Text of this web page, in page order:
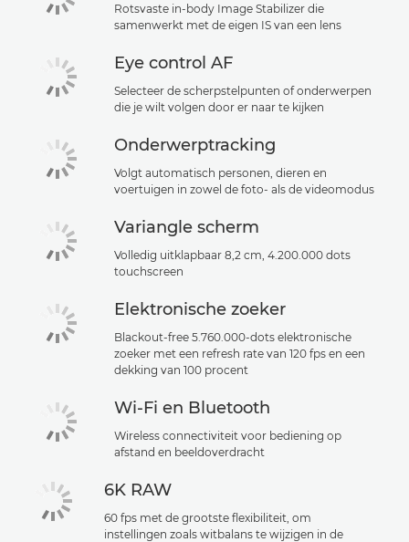
Rotsvaste in-body Image Stabilizer die
samenwerkt met de eigen IS van een lens
Eye control AF
Selecteer de scherpstelpunten of onderwerpen
die je wilt volgen door er naar te kijken
Onderwerptracking
Volgt automatisch personen, dieren en
voertuigen in zowel de foto- als de videomodus
Variangle scherm
Volledig uitklapbaar 8,2 cm, 4.200.000 dots
touchscreen
Elektronische zoeker
Blackout-free 5.760.000-dots elektronische
zoeker met een refresh rate van 120 fps en een
dekking van 100 procent
Wi-Fi en Bluetooth
Wireless connectiviteit voor bediening op
afstand en beeldoverdracht
6K RAW
60 fps met de grootste flexibiliteit, om
instellingen zoals witbalans te wijzigen in de